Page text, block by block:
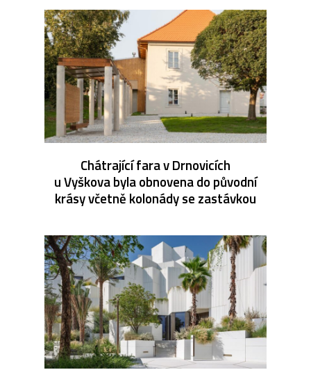
Chátrající fara v Drnovicích
u Vyškova byla obnovena do původní
krásy včetně kolonády se zastávkou